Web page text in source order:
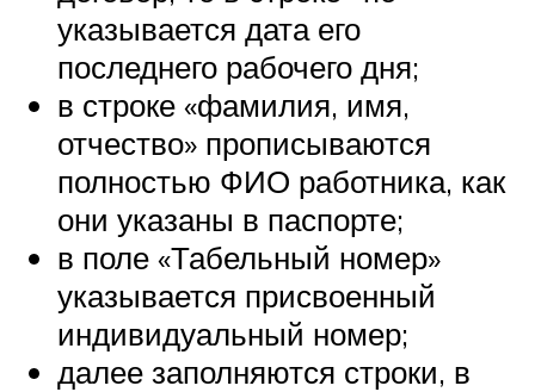
указывается дата его
последнего рабочего дня;
в строке «фамилия, имя,
отчество» прописываются
полностью ФИО работника, как
они указаны в паспорте;
в поле «Табельный номер»
указывается присвоенный
индивидуальный номер;
далее заполняются строки, в